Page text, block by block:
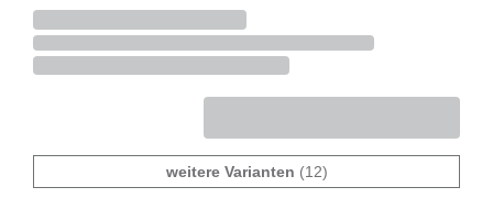
weitere Varianten (12)